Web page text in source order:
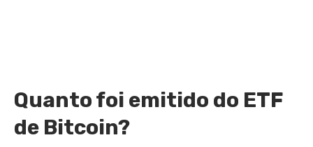
Quanto foi emitido do ETF
de Bitcoin?